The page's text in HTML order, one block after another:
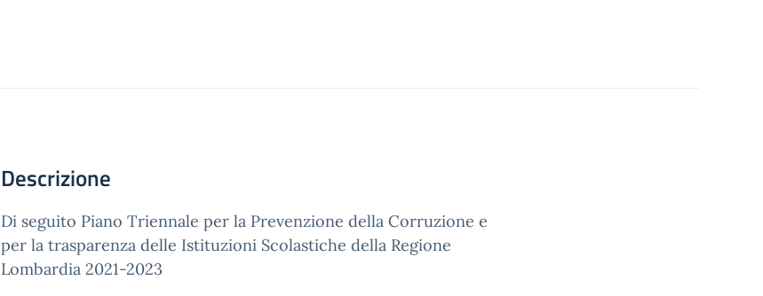
Descrizione
Di seguito Piano Triennale per la Prevenzione della Corruzione e
per la trasparenza delle Istituzioni Scolastiche della Regione
Lombardia 2021-2023